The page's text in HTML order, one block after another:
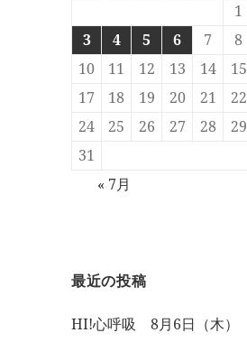
1
3
4 5 6 7 8
10
11 12 13 14 15
17
18 19 20 21 22
24
25 26 27 28 29
31
« 7月
最近の投稿
HI!心呼吸 8月6日（木）